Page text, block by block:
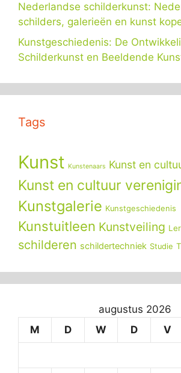
Nederlandse schilderkunst:
schilders, galerieën en kunst
Kunstgeschiedenis: De
Schilderkunst en Beeldende
Tags
Kunst Kunstenaars Kunst en
Kunst en cultuur
Kunstgalerie Kunstgeschiedenis
Kunstuitleen Kunstveiling
schilderen schildertechniek Studie
augustus 2026
M
D W D V